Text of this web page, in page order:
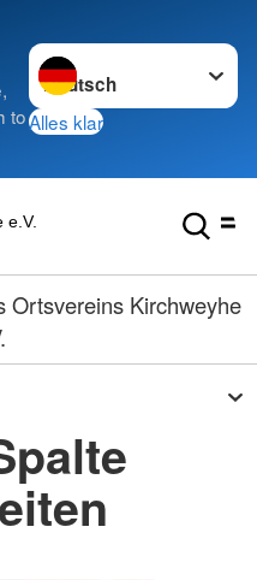
to
Sprache wechseln zu
Alles klar
e.V.